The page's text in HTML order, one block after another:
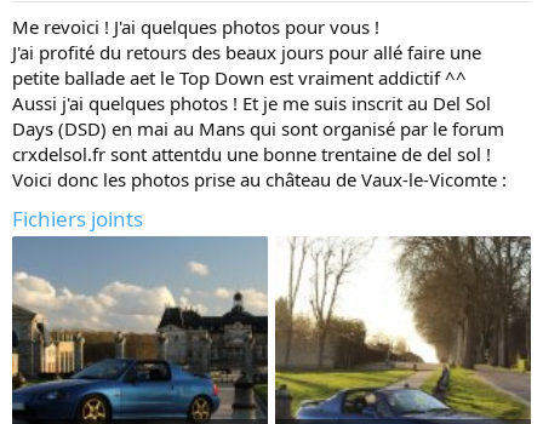
Me revoici ! J'ai quelques photos pour vous !
J'ai profité du retours des beaux jours pour allé faire une
petite ballade aet le Top Down est vraiment addictif ^^
Aussi j'ai quelques photos ! Et je me suis inscrit au Del Sol
Days (DSD) en mai au Mans qui sont organisé par le forum
crxdelsol.fr sont attentdu une bonne trentaine de del sol !
Voici donc les photos prise au château de Vaux-le-Vicomte :
Fichiers joints